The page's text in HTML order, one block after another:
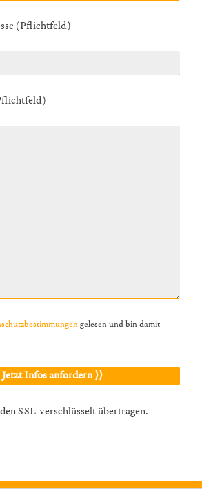
(Pflichtfeld)
gelesen und bin damit
SSL-verschlüsselt übertragen.